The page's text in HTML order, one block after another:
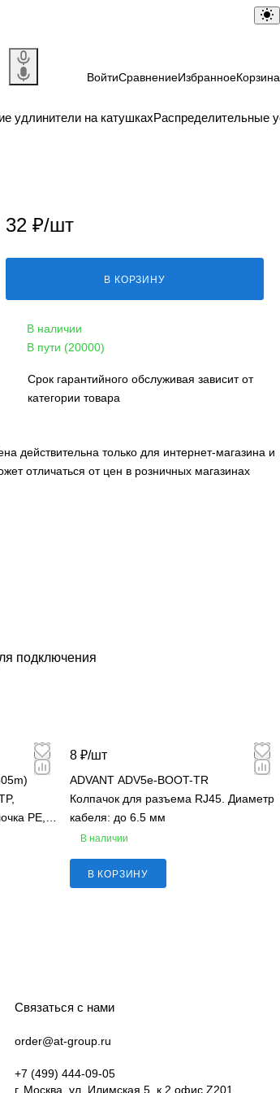
ВойтиСравнениеИзбранноеКорзина
удлинители на катушкахРаспределительные
32 ₽/шт
В КОРЗИНУ
В наличии
В пути (20000)
Срок гарантийного обслуживая зависит от
категории товара
действительна только для интернет-магазина и
отличаться от цен в розничных магазинах
подключения
PE,
8 ₽/шт
ADVANT ADV5e-BOOT-TR
Колпачок для разъема RJ45. Диаметр
кабеля: до 6.5 мм
В наличии
В КОРЗИНУ
Связаться с нами
order@at-group.ru
+7 (499) 444-09-05
г. Москва, ул. Илимская 5, к.2 офис Z201